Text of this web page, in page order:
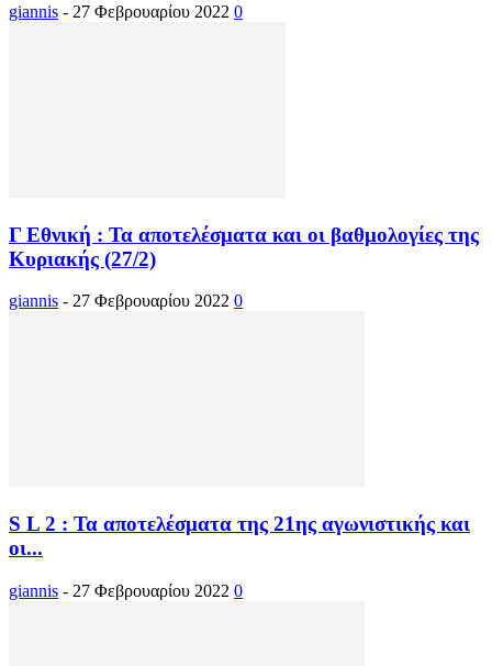
giannis - 27 Φεβρουαρίου 2022 0
Γ Εθνική : Τα αποτελέσματα και οι βαθμολογίες της
Κυριακής (27/2)
giannis - 27 Φεβρουαρίου 2022 0
S L 2 : Τα αποτελέσματα της 21ης αγωνιστικής και
οι...
giannis - 27 Φεβρουαρίου 2022 0